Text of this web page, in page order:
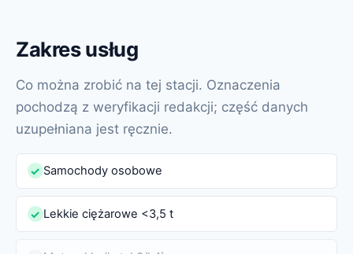
Zakres usług
Co można zrobić na tej stacji. Oznaczenia
pochodzą z weryfikacji redakcji; część danych
uzupełniana jest ręcznie.
✓ Samochody osobowe
✓ Lekkie ciężarowe <3,5 t